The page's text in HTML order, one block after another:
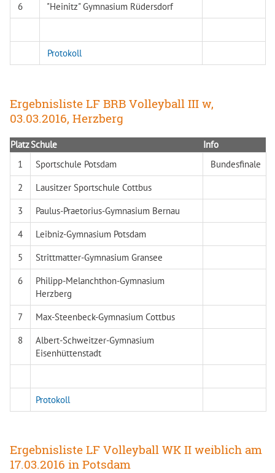
6
"Heinitz" Gymnasium Rüdersdorf
Protokoll
Ergebnisliste LF BRB Volleyball III w,
03.03.2016, Herzberg
PlatzSchule
Info
1
Sportschule Potsdam
Bundesfinale
2
Lausitzer Sportschule Cottbus
3
Paulus-Praetorius-Gymnasium Bernau
4
Leibniz-Gymnasium Potsdam
5
Strittmatter-Gymnasium Gransee
6
Philipp-Melanchthon-Gymnasium
Herzberg
7
Max-Steenbeck-Gymnasium Cottbus
8
Albert-Schweitzer-Gymnasium
Eisenhüttenstadt
Protokoll
Ergebnisliste LF Volleyball WK II weiblich am
17.03.2016 in Potsdam